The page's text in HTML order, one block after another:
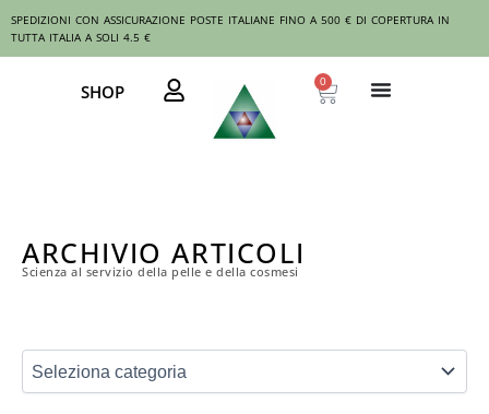
SPEDIZIONI CON ASSICURAZIONE POSTE ITALIANE FINO A 500 € DI COPERTURA IN
TUTTA ITALIA A SOLI 4.5 €
SHOP 0
Carrello
ARCHIVIO ARTICOLI
Scienza al servizio della pelle e della cosmesi